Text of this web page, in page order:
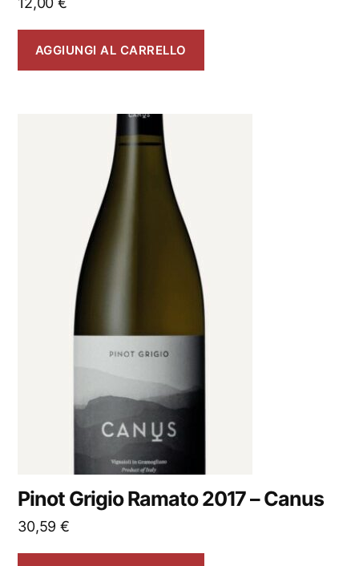
AGGIUNGI AL CARRELLO
Pinot Grigio Ramato 2017 – Canus
30,59 €